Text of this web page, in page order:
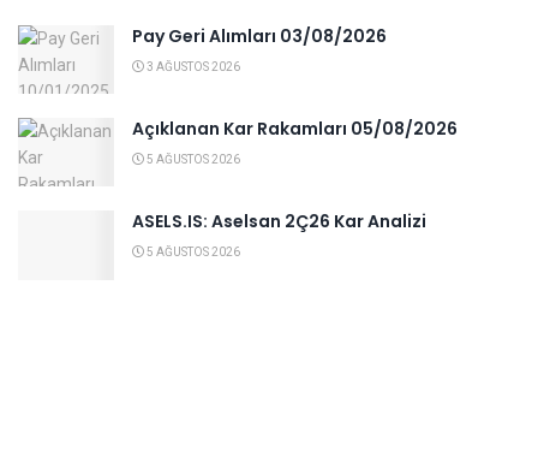
Pay Geri Alımları 03/08/2026
3 AĞUSTOS 2026
Açıklanan Kar Rakamları 05/08/2026
5 AĞUSTOS 2026
ASELS.IS: Aselsan 2Ç26 Kar Analizi
5 AĞUSTOS 2026